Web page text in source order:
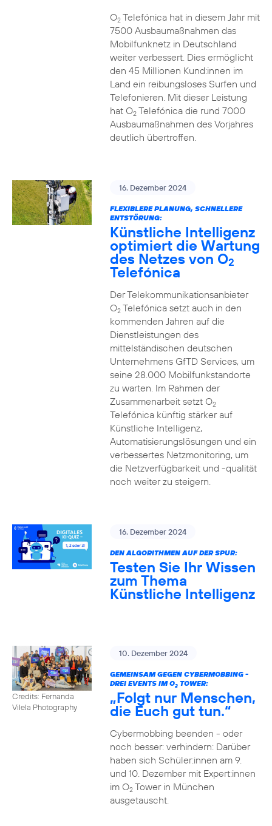
O2Telefónica hat in diesem Jahr mit
7500 Ausbaumaßnahmen das
Mobilfunknetz in Deutschland
weiter verbessert. Dies ermöglicht
den 45 Millionen Kund:innen im
Land ein reibungsloses Surfen und
Telefonieren. Mit dieser Leistung
hat O2Telefónica die rund 7000
Ausbaumaßnahmen des Vorjahres
deutlich übertroffen.
16. Dezember 2024
FLEXIBLERE PLANUNG, SCHNELLERE
ENTSTÖRUNG:
Künstliche Intelligenz
optimiert die Wartung
des Netzes von O2
Telefónica
Der Telekommunikationsanbieter
O2Telefónica setzt auch in den
kommenden Jahren auf die
Dienstleistungen des
mittelständischen deutschen
Unternehmens GfTD Services, um
seine 28.000 Mobilfunkstandorte
zu warten. Im Rahmen der
Zusammenarbeit setzt O2
Telefónica künftig stärker auf
Künstliche Intelligenz,
Automatisierungslösungen und ein
verbessertes Netzmonitoring, um
die Netzverfügbarkeit und -qualität
noch weiter zu steigern.
16. Dezember 2024
DEN ALGORITHMEN AUF DER SPUR:
Testen Sie Ihr Wissen
zum Thema
Künstliche Intelligenz
Credits: Fernanda
Vilela Photography
10. Dezember 2024
GEMEINSAM GEGEN CYBERMOBBING -
DREI EVENTS IM O2TOWER:
„Folgt nur Menschen,
die Euch gut tun.“
Cybermobbing beenden - oder
noch besser: verhindern: Darüber
haben sich Schüler:innen am 9.
und 10. Dezember mit Expert:innen
im O2Tower in München
ausgetauscht.